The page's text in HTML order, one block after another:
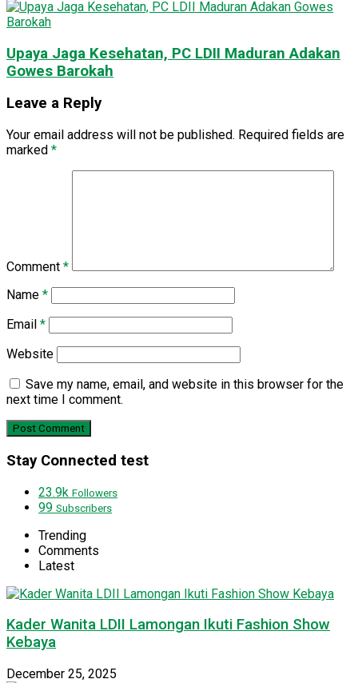
Upaya Jaga Kesehatan, PC LDII Maduran Adakan
Gowes Barokah
Leave a Reply
Your email address will not be published. Required fields are
marked *
Comment *
Name *
Email *
Website
Save my name, email, and website in this browser for the
next time I comment.
Stay Connected test
23.9k Followers
99 Subscribers
Trending
Comments
Latest
Kader Wanita LDII Lamongan Ikuti Fashion Show
Kebaya
December 25, 2025